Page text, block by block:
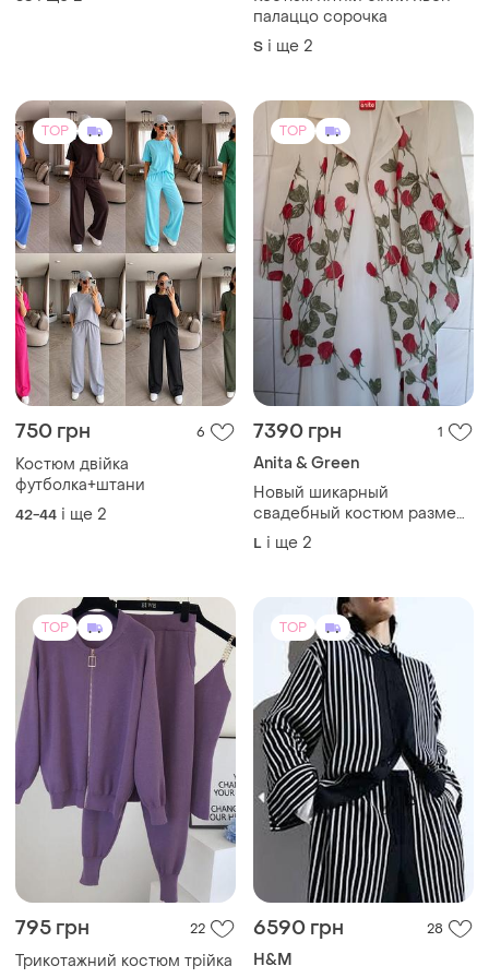
палаццо сорочка
S і ще 2
TOP
750 грн 6
Костюм двійка
футболка+штани
42-44 і ще 2
TOP
7390 грн 1
Anita & Green
Новый шикарный
свадебный костюм размер
наш 52-54-56 ткань
крепдышин шифон.
L і ще 2
TOP
795 грн 22
Трикотажний костюм трійка
TOP
6590 грн 28
H&M